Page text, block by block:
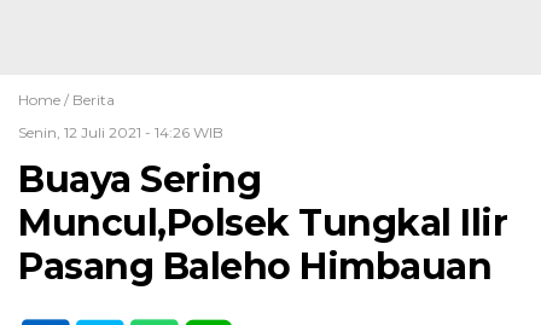
Home / Berita
Senin, 12 Juli 2021 - 14:26 WIB
Buaya Sering
Muncul,Polsek Tungkal Ilir
Pasang Baleho Himbauan